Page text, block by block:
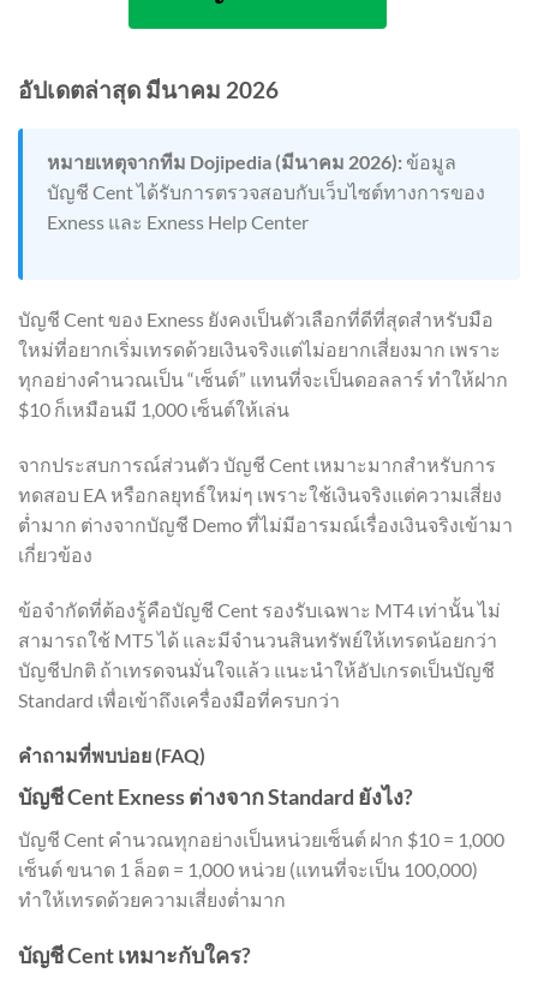
อัปเดตล่าสุด มีนาคม 2026
หมายเหตุจากทีม Dojipedia (มีนาคม 2026): ข้อมูล
บัญชี Cent ได้รับการตรวจสอบกับเว็บไซต์ทางการของ
Exness และ Exness Help Center
บัญชี Cent ของ Exness ยังคงเป็นตัวเลือกที่ดีที่สุดสำหรับมือ
ใหม่ที่อยากเริ่มเทรดด้วยเงินจริงแต่ไม่อยากเสี่ยงมาก เพราะ
ทุกอย่างคำนวณเป็น “เซ็นต์” แทนที่จะเป็นดอลลาร์ ทำให้ฝาก
$10 ก็เหมือนมี 1,000 เซ็นต์ให้เล่น
จากประสบการณ์ส่วนตัว บัญชี Cent เหมาะมากสำหรับการ
ทดสอบ EA หรือกลยุทธ์ใหม่ๆ เพราะใช้เงินจริงแต่ความเสี่ยง
ต่ำมาก ต่างจากบัญชี Demo ที่ไม่มีอารมณ์เรื่องเงินจริงเข้ามา
เกี่ยวข้อง
ข้อจำกัดที่ต้องรู้คือบัญชี Cent รองรับเฉพาะ MT4 เท่านั้น ไม่
สามารถใช้ MT5 ได้ และมีจำนวนสินทรัพย์ให้เทรดน้อยกว่า
บัญชีปกติ ถ้าเทรดจนมั่นใจแล้ว แนะนำให้อัปเกรดเป็นบัญชี
Standard เพื่อเข้าถึงเครื่องมือที่ครบกว่า
คำถามที่พบบ่อย (FAQ)
บัญชี Cent Exness ต่างจาก Standard ยังไง?
บัญชี Cent คำนวณทุกอย่างเป็นหน่วยเซ็นต์ ฝาก $10 = 1,000
เซ็นต์ ขนาด 1 ล็อต = 1,000 หน่วย (แทนที่จะเป็น 100,000)
ทำให้เทรดด้วยความเสี่ยงต่ำมาก
บัญชี Cent เหมาะกับใคร?